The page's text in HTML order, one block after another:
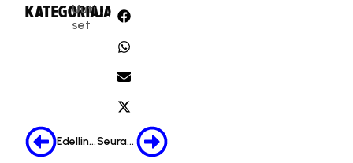
KATEGORIA:
Uuti
set
JAA:
Edellinen Seuraava